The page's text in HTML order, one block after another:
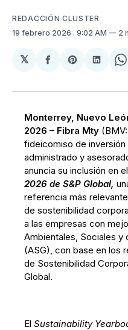
REDACCIÓN CLUSTER
19 febrero 2026 . 9:02 AM 2
𝕏
Compartir
Facebook
Share
Pinterest
Monterrey, Nuevo
2026 – Fibra Mty
fideicomiso de
administrado y
anuncia su inclusión en
2026 de S&P Global,
referencia más
de sostenibilidad
a las empresas con
Ambientales, Sociales y
(ASG), con base en los
de Sostenibilidad
Global.
ElSustainability